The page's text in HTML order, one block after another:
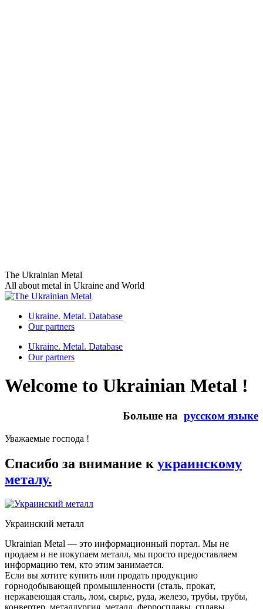
Skip
to
content
The Ukrainian Metal
All about metal in Ukraine and World
Ukraine. Metal. Database
Our partners
Ukraine. Metal. Database
Our partners
Welcome to Ukrainian Metal !
Больше на русском языке
Уважаемые господа !
Спасибо за внимание к украинскому
металу.
Украинский металл
Ukrainian Metal — это информационный портал. Мы не
продаем и не покупаем металл, мы просто предоставляем
информацию тем, кто этим занимается.
Если вы хотите купить или продать продукцию
горнодобывающей промышленности (сталь, прокат,
нержавеющая сталь, лом, сырье, руда, железо, трубы, трубы,